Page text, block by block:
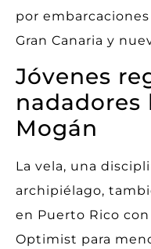
por
Gran Canaria y
Jóvenes
nadadores
Mogán
La vela, una
archipiélago,
en Puerto Rico
Optimist para